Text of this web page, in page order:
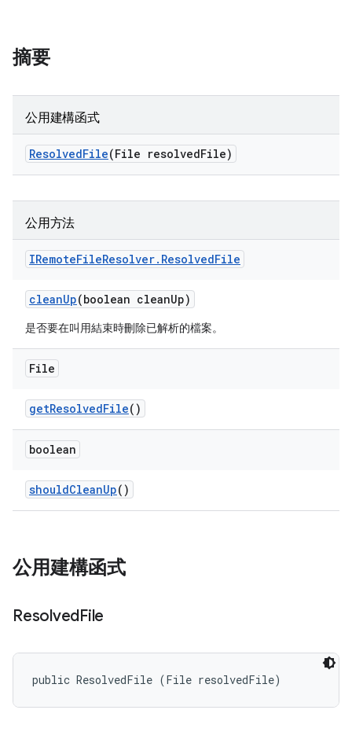
摘要
公用建構函式
ResolvedFile(File resolvedFile)
公用方法
IRemoteFileResolver. ResolvedFile
cleanUp(boolean cleanUp)
是否要在叫用結束時刪除已解析的檔案。
File
getResolvedFile()
boolean
shouldCleanUp()
公用建構函式
ResolvedFile
public ResolvedFile (File resolvedFile)